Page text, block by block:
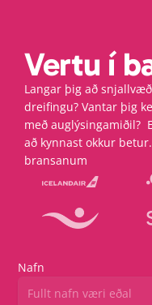
Vertu í
Langar þig að
dreifingu? Vantar þig
með auglýsingamiðil?
að kynnast okkur
bransanum
Nafn